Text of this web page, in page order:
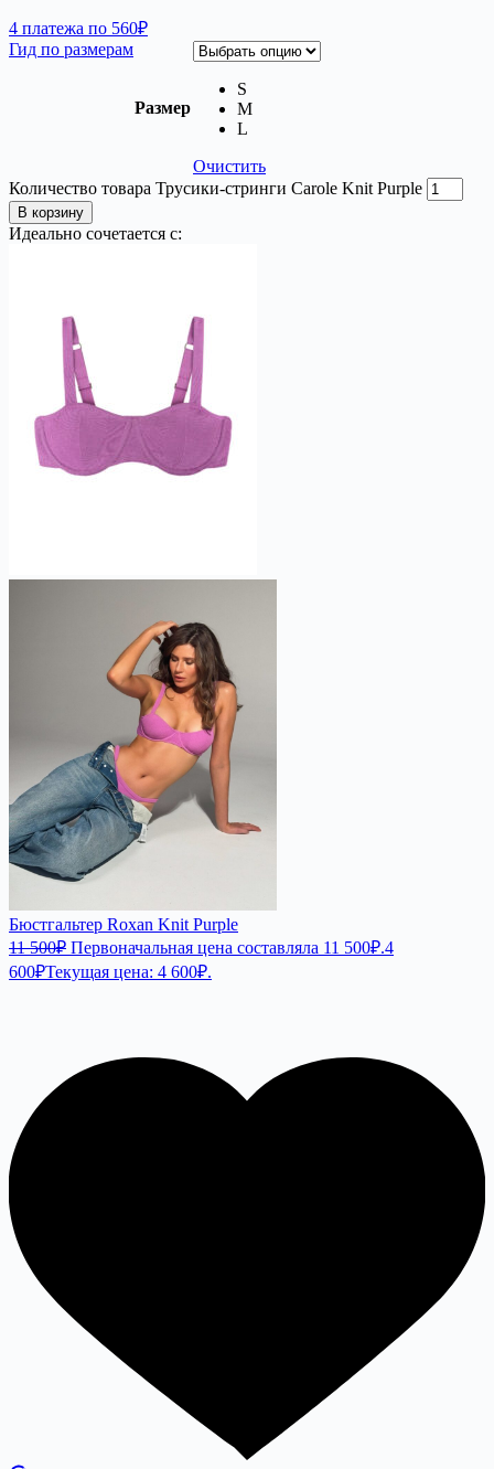
4 платежа по 560₽
Гид по размерам
Размер
S
M
L
Очистить
Количество товара Трусики-стринги Carole Knit Purple
В корзину
Идеально сочетается с:
Бюстгальтер Roxan Knit Purple
11 500₽ Первоначальная цена составляла 11 500₽.4
600₽Текущая цена: 4 600₽.